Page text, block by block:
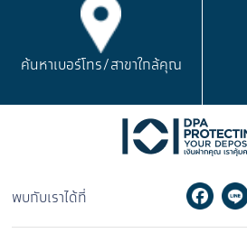
ค้นหาเบอร์โทร/สาขาใกล้คุณ
พบกับเราได้ที่